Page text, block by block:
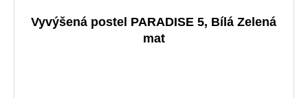
Vyvýšená postel PARADISE 5, Bílá Zelená
mat